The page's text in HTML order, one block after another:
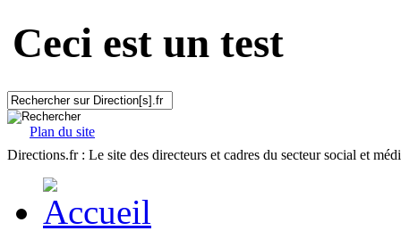
Ceci est un test
Plan du site
Directions.fr : Le site des directeurs et cadres du secteur social et